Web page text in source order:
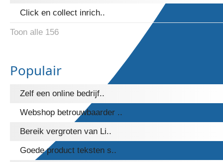
Click en collect inrich..
Toon alle 156
Populair
Zelf een online bedrijf..
Webshop betrouwbaarder ..
Bereik vergroten van Li..
Goede product teksten s..